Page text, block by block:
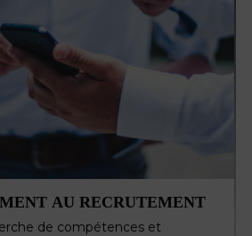
AU RECRUTEMENT
de compétences et